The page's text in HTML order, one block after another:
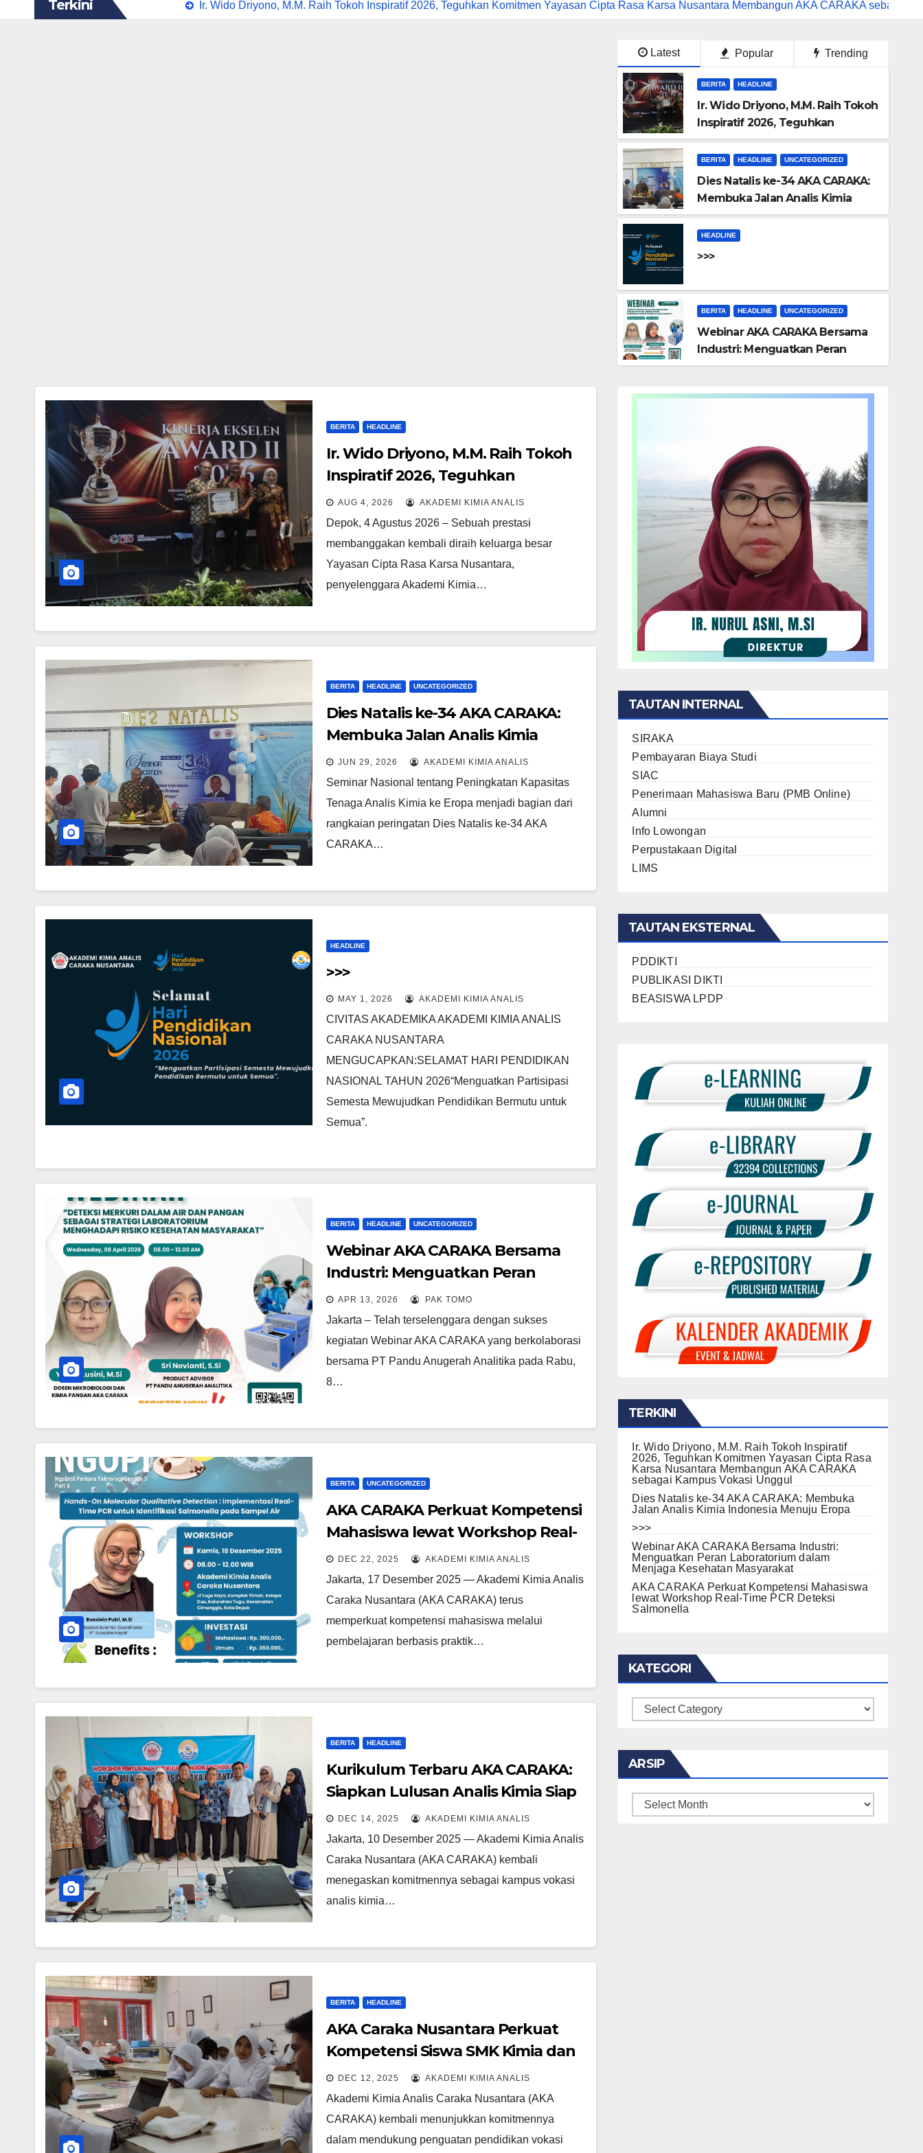
Terkini Ir. Wido Driyono, M.M. Raih Tokoh Inspiratif 2026, Teguhkan Komitmen Yayasan Cipta Rasa Karsa Nusantara Membangun AKA CARAKA sebagai
Latest Popular Trending
BERITA HEADLINE
Ir. Wido Driyono, M.M. Raih Tokoh
Inspiratif 2026, Teguhkan
Komitmen Yayasan Cipta Rasa
Karsa Nusantara Membangun
AKA CARAKA sebagai Kampus
Vokasi Unggul
BERITA HEADLINE UNCATEGORIZED
Dies Natalis ke-34 AKA CARAKA:
Membuka Jalan Analis Kimia
Indonesia Menuju Eropa
HEADLINE
>>>
BERITA HEADLINE UNCATEGORIZED
Webinar AKA CARAKA Bersama
Industri: Menguatkan Peran
Laboratorium dalam Menjaga
BERITA HEADLINE
Ir. Wido Driyono, M.M. Raih Tokoh
Inspiratif 2026, Teguhkan
Komitmen Yayasan Cipta Rasa
Karsa Nusantara Membangun AKA
CARAKA sebagai Kampus Vokasi
Unggul
AUG 4, 2026 AKADEMI KIMIA ANALIS
Depok, 4 Agustus 2026 – Sebuah prestasi
membanggakan kembali diraih keluarga besar
Yayasan Cipta Rasa Karsa Nusantara,
penyelenggara Akademi Kimia…
BERITA HEADLINE UNCATEGORIZED
Dies Natalis ke-34 AKA CARAKA:
Membuka Jalan Analis Kimia
Indonesia Menuju Eropa
JUN 29, 2026 AKADEMI KIMIA ANALIS
Seminar Nasional tentang Peningkatan Kapasitas
Tenaga Analis Kimia ke Eropa menjadi bagian dari
rangkaian peringatan Dies Natalis ke-34 AKA
CARAKA…
HEADLINE
>>>
MAY 1, 2026 AKADEMI KIMIA ANALIS
CIVITAS AKADEMIKA AKADEMI KIMIA ANALIS
CARAKA NUSANTARA
MENGUCAPKAN:SELAMAT HARI PENDIDIKAN
NASIONAL TAHUN 2026“Menguatkan Partisipasi
Semesta Mewujudkan Pendidikan Bermutu untuk
Semua”.
BERITA HEADLINE UNCATEGORIZED
Webinar AKA CARAKA Bersama
Industri: Menguatkan Peran
Laboratorium dalam Menjaga
Kesehatan Masyarakat
APR 13, 2026 PAK TOMO
Jakarta – Telah terselenggara dengan sukses
kegiatan Webinar AKA CARAKA yang berkolaborasi
bersama PT Pandu Anugerah Analitika pada Rabu,
8…
BERITA UNCATEGORIZED
AKA CARAKA Perkuat Kompetensi
Mahasiswa lewat Workshop Real-
Time PCR Deteksi Salmonella
DEC 22, 2025 AKADEMI KIMIA ANALIS
Jakarta, 17 Desember 2025 — Akademi Kimia Analis
Caraka Nusantara (AKA CARAKA) terus
memperkuat kompetensi mahasiswa melalui
pembelajaran berbasis praktik…
BERITA HEADLINE
Kurikulum Terbaru AKA CARAKA:
Siapkan Lulusan Analis Kimia Siap
Kerja dan Dibutuhkan Industri
DEC 14, 2025 AKADEMI KIMIA ANALIS
Jakarta, 10 Desember 2025 — Akademi Kimia Analis
Caraka Nusantara (AKA CARAKA) kembali
menegaskan komitmennya sebagai kampus vokasi
analis kimia…
BERITA HEADLINE
AKA Caraka Nusantara Perkuat
Kompetensi Siswa SMK Kimia dan
Kesehatan melalui Workshop Uji
Kompetensi Sains Terpadu
DEC 12, 2025 AKADEMI KIMIA ANALIS
Akademi Kimia Analis Caraka Nusantara (AKA
CARAKA) kembali menunjukkan komitmennya
dalam mendukung penguatan pendidikan vokasi
TAUTAN INTERNAL
SIRAKA
Pembayaran Biaya Studi
SIAC
Penerimaan Mahasiswa Baru (PMB Online)
Alumni
Info Lowongan
Perpustakaan Digital
LIMS
TAUTAN EKSTERNAL
PDDIKTI
PUBLIKASI DIKTI
BEASISWA LPDP
TERKINI
Ir. Wido Driyono, M.M. Raih Tokoh Inspiratif
2026, Teguhkan Komitmen Yayasan Cipta Rasa
Karsa Nusantara Membangun AKA CARAKA
sebagai Kampus Vokasi Unggul
Dies Natalis ke-34 AKA CARAKA: Membuka
Jalan Analis Kimia Indonesia Menuju Eropa
>>>
Webinar AKA CARAKA Bersama Industri:
Menguatkan Peran Laboratorium dalam
Menjaga Kesehatan Masyarakat
AKA CARAKA Perkuat Kompetensi Mahasiswa
lewat Workshop Real-Time PCR Deteksi
Salmonella
KATEGORI
KATEGORI
ARSIP
ARSIP